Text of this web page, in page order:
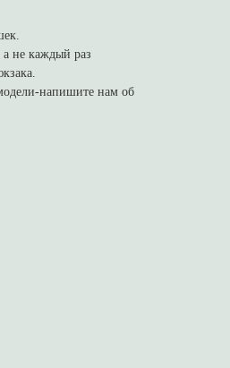
а не каждый раз
напишите нам об